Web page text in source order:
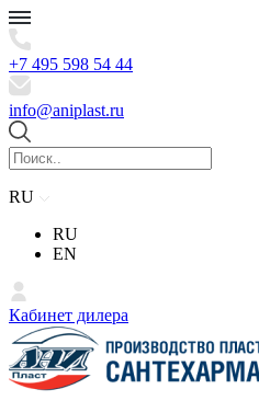
+7 495 598 54 44
info@aniplast.ru
RU
RU
EN
Кабинет дилера